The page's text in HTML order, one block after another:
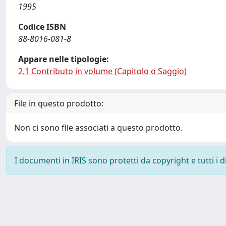
1995
Codice ISBN
88-8016-081-8
Appare nelle tipologie:
2.1 Contributo in volume (Capitolo o Saggio)
File in questo prodotto:
Non ci sono file associati a questo prodotto.
I documenti in IRIS sono protetti da copyright e tutti i